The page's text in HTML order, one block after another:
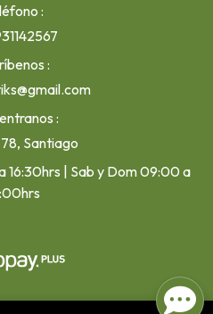
Santiago
16:30hrs | Sab y Dom 09:00 a